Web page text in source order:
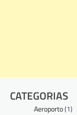
CATEGORIAS
Aeroporto(1)